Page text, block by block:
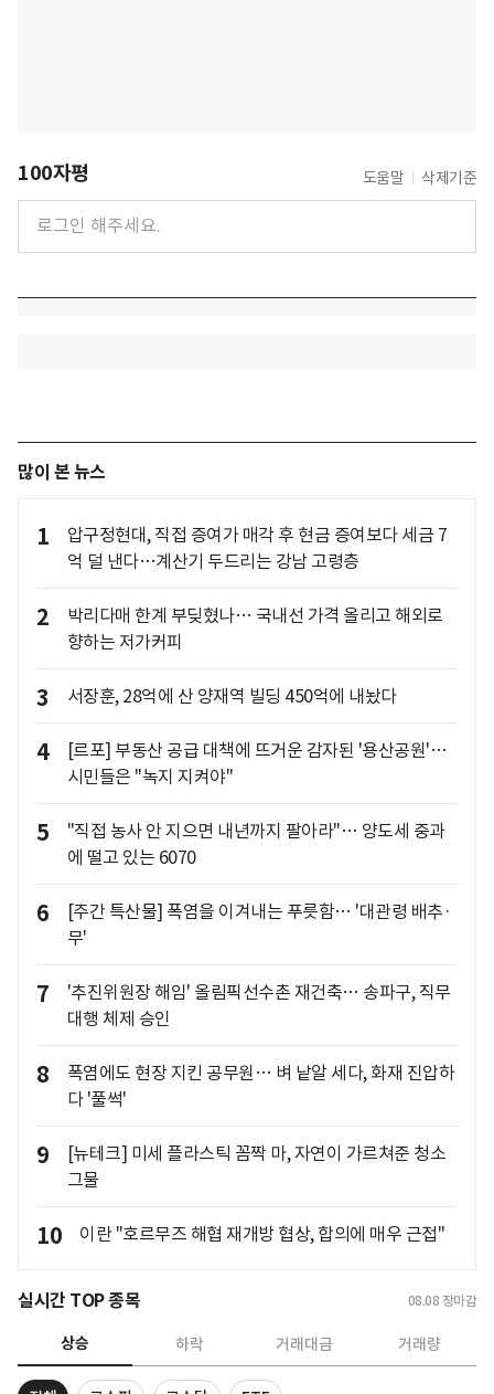
100자평 도움말 삭제기준
많이 본 뉴스
1
압구정현대, 직접 증여가 매각 후 현금 증여보다 세금 7
억 덜 낸다…계산기 두드리는 강남 고령층
2
박리다매 한계 부딪혔나… 국내선 가격 올리고 해외로
향하는 저가커피
3 서장훈, 28억에 산 양재역 빌딩 450억에 내놨다
4
[르포] 부동산 공급 대책에 뜨거운 감자된 '용산공원'…
시민들은 "녹지 지켜야"
5
"직접 농사 안 지으면 내년까지 팔아라"… 양도세 중과
에 떨고 있는 6070
6
[주간 특산물] 폭염을 이겨내는 푸릇함… '대관령 배추·
무'
7
'추진위원장 해임' 올림픽선수촌 재건축… 송파구, 직무
대행 체제 승인
8
폭염에도 현장 지킨 공무원… 벼 낱알 세다, 화재 진압하
다 '풀썩'
9
[뉴테크] 미세 플라스틱 꼼짝 마, 자연이 가르쳐준 청소
그물
10 이란 "호르무즈 해협 재개방 협상, 합의에 매우 근접"
실시간 TOP 종목 08.08 장마감
상승 하락 거래대금 거래량